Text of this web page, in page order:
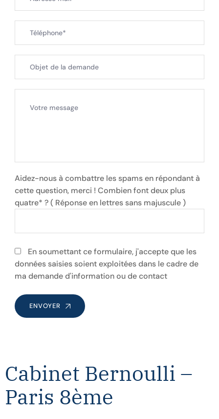
Aidez-nous à combattre les spams en répondant à
cette question, merci ! Combien font deux plus
quatre* ? ( Réponse en lettres sans majuscule )
En soumettant ce formulaire, j'accepte que les
données saisies soient exploitées dans le cadre de
ma demande d'information ou de contact
ENVOYER
Cabinet Bernoulli –
Paris 8ème